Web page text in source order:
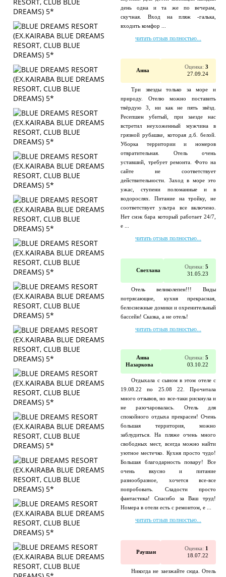
день одна и та же по вечерам,
скучная. Вход на пляж -галька,
входить комфор ...
читать отзыв полностью...
Анна
Оценка: 3
27.09.24
Три звезды только за море и
природу. Отелю можно поставить
твёрдую 3, ни как не пять звёзд.
Ресепшен убитый, при заезде нас
встретил неухоженный мужчина в
грязной рубашке, которая д.б. белой.
Уборка территории и номеров
отвратительная. Отель очень
уставший, требует ремонта. Фото на
сайте не соответствует
действительности. Заход в море это
ужас, ступени поломанные и в
водорослях. Питание на тройку, не
соответствует ультра все включено.
Нет снэк бара который работает 24/7,
е ...
читать отзыв полностью...
Светлана
Оценка: 5
31.05.23
Отель великолепен!!! Виды
потрясающие, кухня прекрасная,
белоснежные домики и охренительный
бассейн! Сказка, а не отель!
читать отзыв полностью...
Анна
Назаркова
Оценка: 5
03.10.22
Отдыхала с сыном в этом отеле с
19.08.22 по 25.08 22. Прочитала
много отзывов, но все-таки рискнула и
не разочаровалась. Отель для
спокойного отдыха прекрасен! Очень
большая территория, можно
заблудиться. На пляже очень много
свободных мест, всегда можно найти
уютное местечко. Кухня просто чудо!
Большая благодарность повару! Все
очень вкусно и питание
разнообразное, хочется все-все
попробовать. Сладости просто
фантастика! Спасибо за Ваш труд!
Номера в отели есть с ремонтом, е ...
читать отзыв полностью...
Раушан
Оценка: 1
18.07.22
Никогда не заезжайте сюда. Отель